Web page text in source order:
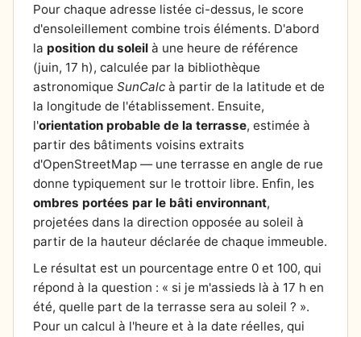
Pour chaque adresse listée ci-dessus, le score
d'ensoleillement combine trois éléments. D'abord
la position du soleil à une heure de référence
(juin, 17 h), calculée par la bibliothèque
astronomique SunCalc à partir de la latitude et de
la longitude de l'établissement. Ensuite,
l'orientation probable de la terrasse, estimée à
partir des bâtiments voisins extraits
d'OpenStreetMap — une terrasse en angle de rue
donne typiquement sur le trottoir libre. Enfin, les
ombres portées par le bâti environnant,
projetées dans la direction opposée au soleil à
partir de la hauteur déclarée de chaque immeuble.
Le résultat est un pourcentage entre 0 et 100, qui
répond à la question : « si je m'assieds là à 17 h en
été, quelle part de la terrasse sera au soleil ? ».
Pour un calcul à l'heure et à la date réelles, qui